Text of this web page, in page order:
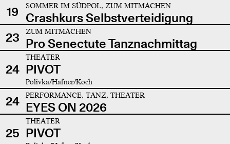
19 SOMMER IM SÜDPOL, ZUM MITMACHEN
Crashkurs Selbstverteidigung
23
ZUM MITMACHEN
Pro Senectute Tanznachmittag
24
THEATER
PIVOT
Polivka/Hafner/Koch
24 PERFORMANCE, TANZ, THEATER
EYES ON 2026
25
THEATER
PIVOT